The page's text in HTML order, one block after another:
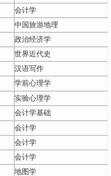
会计学
中国旅游地理
政治经济学
世界近代史
汉语写作
学前心理学
实验心理学
会计学基础
会计学
会计学
会计学
地图学